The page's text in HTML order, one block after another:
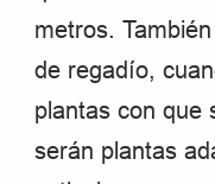
metros.
de regadío,
plantas con que
serán plantas